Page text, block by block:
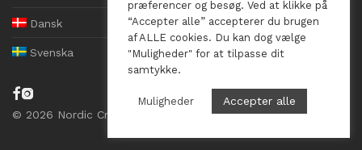
Dansk
Svenska
© 2026 Nordic Crystals, CVR 41569026
præferencer og besøg. Ved at klikke på
“Accepter alle” accepterer du brugen
af ALLE cookies. Du kan dog vælge
"Muligheder" for at tilpasse dit
samtykke.
Muligheder Accepter alle